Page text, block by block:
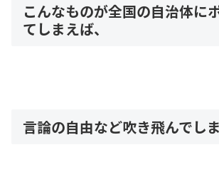
こんなものが全国の自治体に
てしまえば、
言論の自由など吹き飛んでしま